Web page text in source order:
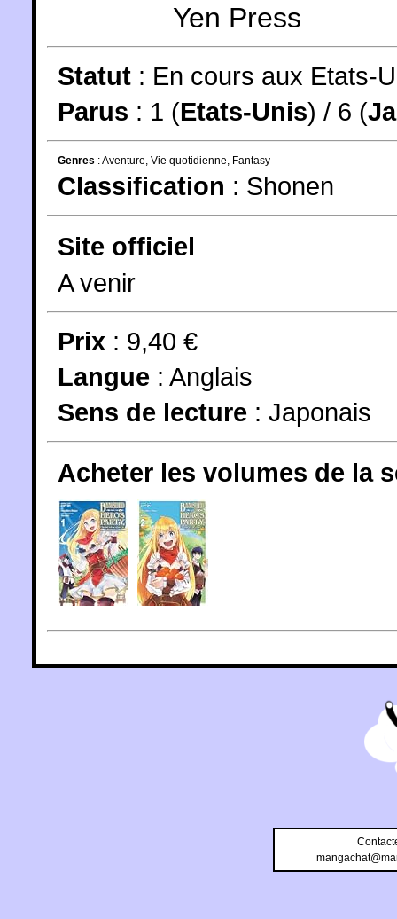
Yen Press
Statut : En cours aux Etats-
Parus : 1 (Etats-Unis) / 6 (
Genres :Aventure Vie quotidienne Fantasy
Classification : Shonen
Site officiel
A venir
Prix : 9,40 €
Langue : Anglais
Sens de lecture : Japonais
Acheter les volumes de la